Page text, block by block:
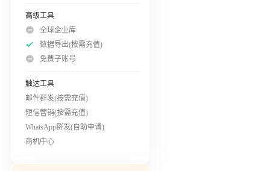
高级工具
全球企业库
数据导出(按需充值)
免费子账号
触达工具
邮件群发(按需充值)
短信营销(按需充值)
WhatsApp群发(自助申请)
商机中心